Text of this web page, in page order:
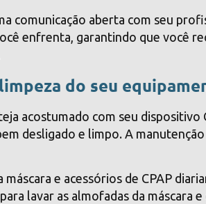
comunicação aberta com seu
enfrenta, garantindo que você
do seu
acostumado com seu dispositivo
desligado e limpo. A
máscara e acessórios de CPAP
lavar as almofadas da máscara